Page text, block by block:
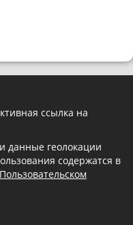
ссылка на
данные геолокации
содержатся в
Пользовательском